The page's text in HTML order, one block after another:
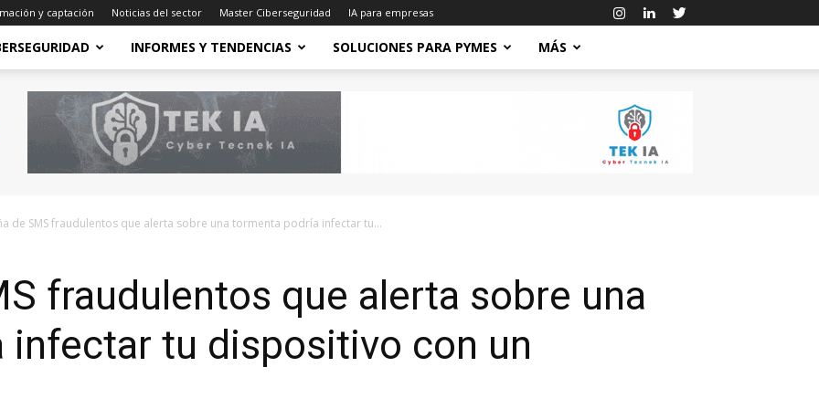
y captación Noticias del sector Master Ciberseguridad IA para empresas
INFORMES Y TENDENCIAS SOLUCIONES PARA PYMES MÁS
de SMS fraudulentos que alerta sobre una tormenta podría infectar tu...
fraudulentos que alerta sobre una
tu dispositivo con un